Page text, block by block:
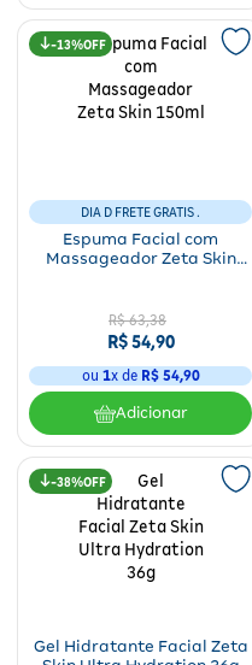
13%
DIA D FRETE GRATIS .
Espuma Facial com
Massageador Zeta Skin
R$ 63,38
R$54,90
ou 1x de R$ 54,90
Adicionar
38%
Gel Hidratante Facial Zeta